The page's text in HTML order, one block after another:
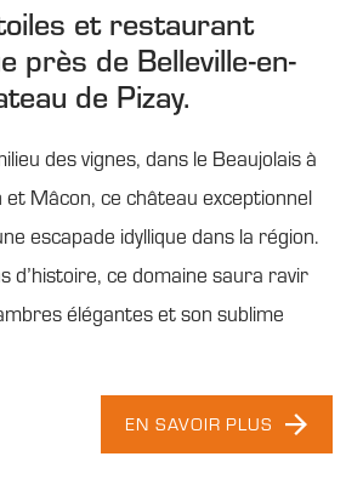
et restaurant
près de Belleville-en-
de Pizay.
des vignes, dans le Beaujolais à
et Mâcon, ce château exceptionnel
escapade idyllique dans la région.
d’histoire, ce domaine saura ravir
élégantes et son sublime
EN SAVOIR PLUS